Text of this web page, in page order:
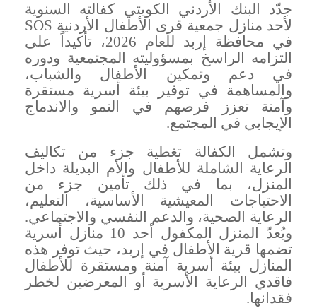
جدّد البنك الأردني الكويتي كفالته السنوية
لأحد منازل جمعية قرى الأطفال الأردنية
في محافظة إربد للعام 2026، تأكيداً على
التزامه الراسخ بمسؤوليته المجتمعية ودوره
في دعم وتمكين الأطفال والشباب،
والمساهمة في توفير بيئة أسرية مستقرة
وآمنة تعزز فرصهم في النمو والاندماج
الإيجابي في المجتمع.
وتشمل الكفالة تغطية جزء من تكاليف
الرعاية الشاملة للأطفال والأم البديلة داخل
المنزل، بما في ذلك تأمين جزء من
الاحتياجات المعيشية الأساسية، التعليم،
الرعاية الصحية، والدعم النفسي والاجتماعي.
ويُعدّ المنزل المكفول أحد 10 منازل أسرية
تضمها قرية الأطفال في إربد، حيث توفر هذه
المنازل بيئة أسرية آمنة ومستقرة للأطفال
فاقدي الرعاية الأسرية أو المعرضين لخطر
فقدانها.